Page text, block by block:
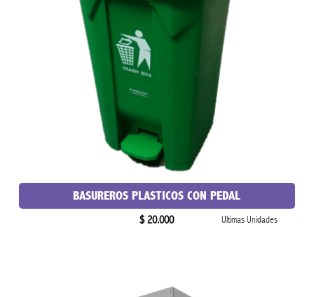
BASUREROS PLASTICOS CON PEDAL
$ 20.000 Ultimas Unidades